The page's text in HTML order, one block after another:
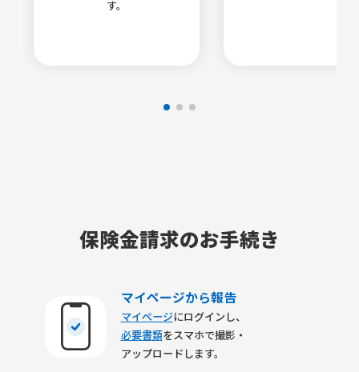
す。
保険金請求のお手続き
マイページから報告
マイページにログインし、
必要書類をスマホで撮影・
アップロードします。